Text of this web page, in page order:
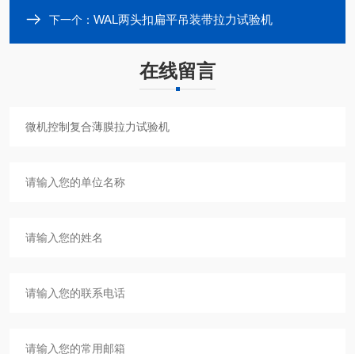
下一个： WAL两头扣扁平吊装带拉力试验机
在线留言